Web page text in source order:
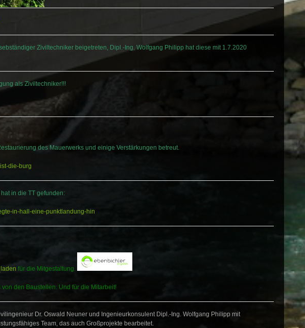
Ziviltechniker beigetreten, Dipl.-Ing. Wolfgang Philipp hat diese mit 1.7.2020
als Ziviltechniker!!!
des Mauerwerks und einige Verstärkungen betreut.
die-burg
in die TT gefunden:
in-hall-eine-punktlandung-hin
für die Mitgestaltung.
den Baustellen. Und für die Mitarbeit!
Dr. Oswald Neuner und Ingenieurkonsulent Dipl.-Ing. Wolfgang Philipp mit
Team, das auch Großprojekte bearbeitet.